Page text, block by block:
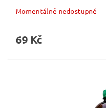
Momentálně nedostupné
69 Kč